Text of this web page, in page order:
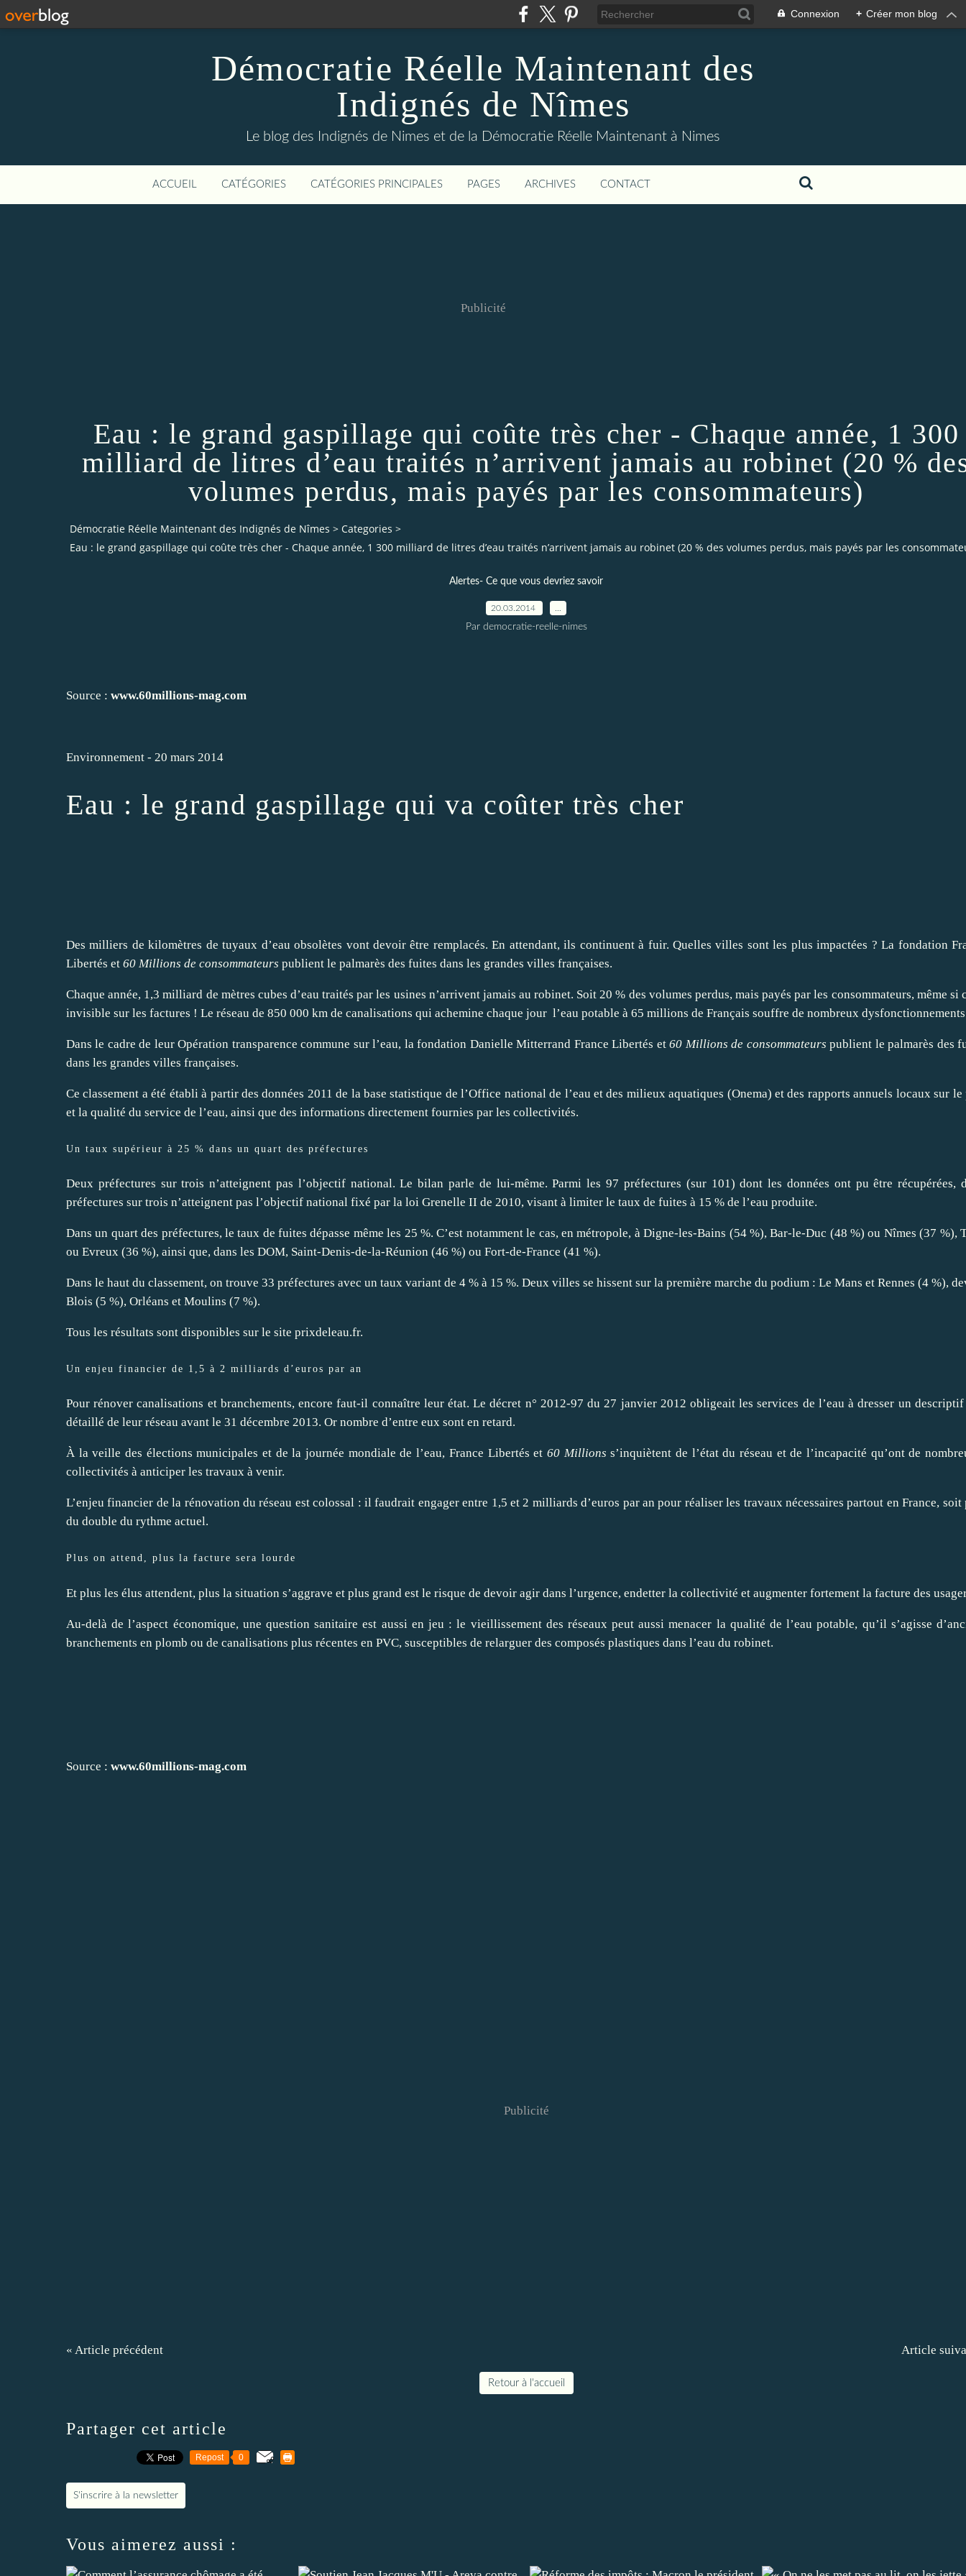
Connexion + Créer mon blog
Démocratie Réelle Maintenant des
Indignés de Nîmes
Le blog des Indignés de Nimes et de la Démocratie Réelle Maintenant à Nimes
ACCUEIL CATÉGORIES CATÉGORIES PRINCIPALES PAGES ARCHIVES CONTACT
Publicité
Eau : le grand gaspillage qui coûte très cher - Chaque année, 1 300
milliard de litres d’eau traités n’arrivent jamais au robinet (20 %
volumes perdus, mais payés par les consommateurs)
Démocratie Réelle Maintenant des Indignés de Nîmes > Categories >
Eau : le grand gaspillage qui coûte très cher - Chaque année, 1 300 milliard de litres d’eau traités n’arrivent jamais au robinet (20 % des volumes perdus, mais payés par les
Alertes- Ce que vous devriez savoir
20.03.2014
Par democratie-reelle-nimes
Source : www.60millions-mag.com
Environnement - 20 mars 2014
Eau : le grand gaspillage qui va coûter très cher
Des milliers de kilomètres de tuyaux d’eau obsolètes vont devoir être remplacés. En attendant, ils continuent à fuir. Quelles villes sont les plus impactées ? La fondation
Libertés et 60 Millions de consommateurs publient le palmarès des fuites dans les grandes villes françaises.
Chaque année, 1,3 milliard de mètres cubes d’eau traités par les usines n’arrivent jamais au robinet. Soit 20 % des volumes perdus, mais payés par les consommateurs, même si
invisible sur les factures ! Le réseau de 850 000 km de canalisations qui achemine chaque jour l’eau potable à 65 millions de Français souffre de nombreux
Dans le cadre de leurOpération transparence commune sur l’eau, la fondation Danielle Mitterrand France Libertés et60 Millions de consommateurs publient le palmarès des
dans les grandes villes françaises.
Ce classement a été établi à partir des données 2011 de la base statistique de l’Office national de l’eau et des milieux aquatiques (Onema) et des rapports annuels locaux sur
et la qualité du service de l’eau, ainsi que des informations directement fournies par les collectivités.
Un taux supérieur à 25 % dans un quart des préfectures
Deux préfectures sur trois n’atteignent pas l’objectif national. Le bilan parle de lui-même. Parmi les 97 préfectures (sur 101) dont les données ont pu être récupérées,
préfectures sur trois n’atteignent pas l’objectif national fixé par la loi Grenelle II de 2010, visant à limiter le taux de fuites à 15 % de l’eau produite.
Dans un quart des préfectures, le taux de fuites dépasse même les 25 %. C’est notamment le cas, en métropole, à Digne-les-Bains (54 %), Bar-le-Duc (48 %) ou Nîmes (37 %),
ou Evreux (36 %), ainsi que, dans les DOM, Saint-Denis-de-la-Réunion (46 %) ou Fort-de-France (41 %).
Dans le haut du classement, on trouve 33 préfectures avec un taux variant de 4 % à 15 %. Deux villes se hissent sur la première marche du podium : Le Mans et Rennes (4 %),
Blois (5 %), Orléans et Moulins (7 %).
Tous les résultats sont disponibles sur le site prixdeleau.fr.
Un enjeu financier de 1,5 à 2 milliards d’euros par an
Pour rénover canalisations et branchements, encore faut-il connaître leur état. Ledécret n° 2012-97 du 27 janvier 2012 obligeait les services de l’eau à dresser un
détaillé de leur réseau avant le 31 décembre 2013. Or nombre d’entre eux sont en retard.
À la veille des élections municipales et de la journée mondiale de l’eau, France Libertés et 60 Millions s’inquiètent de l’état du réseau et de l’incapacité qu’ont de
collectivités à anticiper les travaux à venir.
L’enjeu financier de la rénovation du réseau est colossal : il faudrait engager entre 1,5 et 2 milliards d’euros par an pour réaliser les travaux nécessaires partout en France, soit
du double du rythme actuel.
Plus on attend, plus la facture sera lourde
Et plus les élus attendent, plus la situation s’aggrave et plus grand est le risque de devoir agir dans l’urgence, endetter la collectivité et augmenter fortement la facture des
Au-delà de l’aspect économique, une question sanitaire est aussi en jeu : le vieillissement des réseaux peut aussi menacer la qualité de l’eau potable, qu’il s’agisse
branchements en plomb ou de canalisations plus récentes en PVC, susceptibles de relarguer des composés plastiques dans l’eau du robinet.
Source : www.60millions-mag.com
Publicité
« Article précédent Article
Retour à l'accueil
Partager cet article
Repost 0
S'inscrire à la newsletter
Vous aimerez aussi :